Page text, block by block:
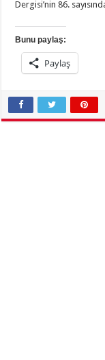
Dergisi’nin 86.
Bunu paylaş:
Paylaş